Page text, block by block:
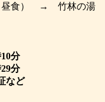
昼食） → 竹林の湯
分
分
など